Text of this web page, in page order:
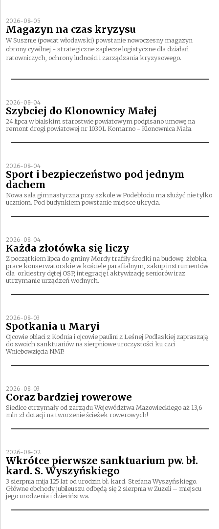
2026-08-05
Magazyn na czas kryzysu
W Susznie (powiat włodawski) powstanie nowoczesny magazyn
obrony cywilnej - strategiczne zaplecze logistyczne dla działań
ratowniczych, ochrony ludności i zarządzania kryzysowego.
2026-08-04
Szybciej do Klonownicy Małej
24 lipca w bialskim starostwie powiatowym podpisano umowę na
remont drogi powiatowej nr 1030L Komarno - Klonownica Mała.
2026-08-04
Sport i bezpieczeństwo pod jednym
dachem
Nowa sala gimnastyczna przy szkole w Podebłociu ma służyć nie tylko
uczniom. Pod budynkiem powstanie miejsce ukrycia.
2026-08-04
Każda złotówka się liczy
Z początkiem lipca do gminy Mordy trafiły środki na budowę żłobka,
prace konserwatorskie w kościele parafialnym, zakup instrumentów
dla orkiestry dętej OSP, integrację i aktywizację seniorów iraz
utrzymanie urządzeń wodnych.
2026-08-03
Spotkania u Maryi
Ojcowie oblaci z Kodnia i ojcowie paulini z Leśnej Podlaskiej zapraszają
do swoich sanktuariów na sierpniowe uroczystości ku czci
Wniebowzięcia NMP.
2026-08-03
Coraz bardziej rowerowe
Siedlce otrzymały od zarządu Województwa Mazowieckiego aż 13,6
mln zł dotacji na tworzenie ścieżek rowerowych!
2026-08-02
Wkrótce pierwsze sanktuarium pw. bł.
kard. S. Wyszyńskiego
3 sierpnia mija 125 lat od urodzin bł. kard. Stefana Wyszyńskiego.
Główne obchody jubileuszu odbędą się 2 sierpnia w Zuzeli – miejscu
jego urodzenia i dzieciństwa.